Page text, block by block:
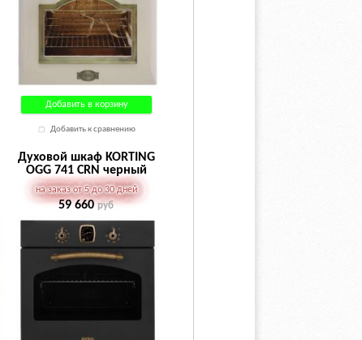
Добавить в корзину
Добавить к сравнению
Духовой шкаф KORTING
OGG 741 CRN черный
на заказ от 5 до 30 дней
59 660руб